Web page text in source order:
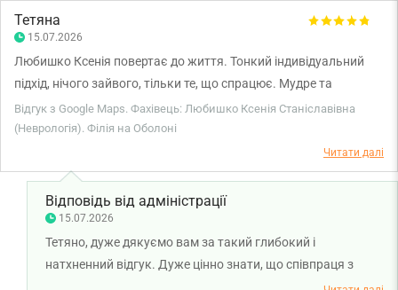
підібрала лікування, яке викликало у вас довіру.
Бажаємо вам міцного здоров'я!
Тетяна
15.07.2026
Любишко Ксенія повертає до життя. Тонкий індивідуальний
підхід, нічого зайвого, тільки те, що спрацює. Мудре та
результативне поєднання лікування та можливості легко
відкрити душу і почати якісні зміни в своєму житті з турботою
Відгук з Google Maps. Фахівець: Любишко Ксенія Станіславівна
(Неврологія). Філія на Оболоні
Читати далі
Відповідь від адміністрації
15.07.2026
Тетяно, дуже дякуємо вам за такий глибокий і
натхненний відгук. Дуже цінно знати, що співпраця з
лікарем-невропатологом Ксенією Любишко стала для